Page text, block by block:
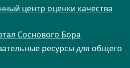
центр оценки качества
Соснового Бора
ресурсы для общего